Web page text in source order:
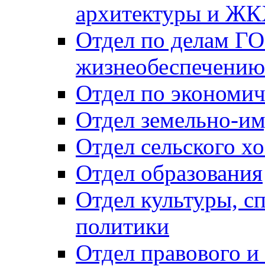
архитектуры и
Отдел по делам
Отдел по
Отдел земельно-
Отдел сельского
Отдел образования
Отдел культуры,
политики
Отдел правового